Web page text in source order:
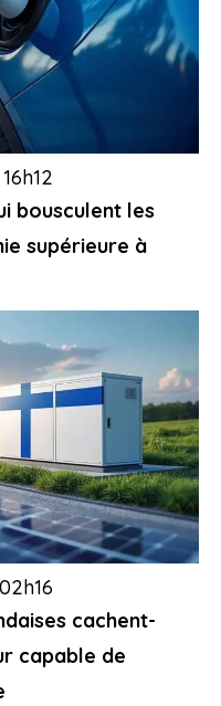
bousculent les
supérieure à
cachent-
capable de